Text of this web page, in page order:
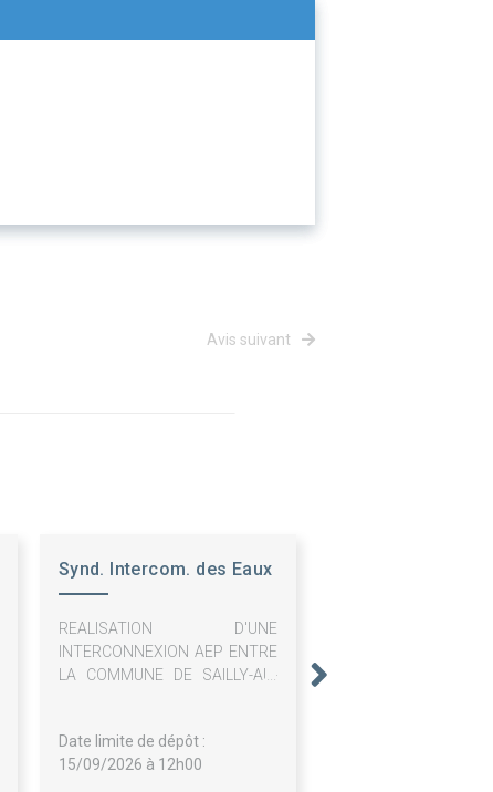
Avis suivant
Synd. Intercom. des Eaux
REALISATION D'UNE
INTERCONNEXION AEP ENTRE
LA COMMUNE DE SAILLY-AU-
Date limite de dépôt :
15/09/2026 à 12h00